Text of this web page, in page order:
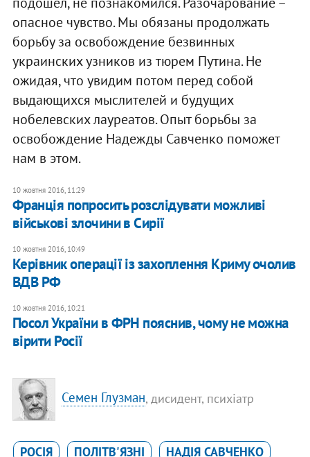
опасное чувство. Мы обязаны продолжать
борьбу за освобождение безвинных
украинских узников из тюрем Путина. Не
ожидая, что увидим потом перед собой
выдающихся мыслителей и будущих
нобелевских лауреатов. Опыт борьбы за
освобождение Надежды Савченко поможет
нам в этом.
10 жовтня 2016, 11:29
Франція попросить розслідувати можливі
військові злочини в Сирії
10 жовтня 2016, 10:49
Керівник операції із захоплення Криму очолив
ВДВ РФ
10 жовтня 2016, 10:21
Посол України в ФРН пояснив, чому не можна
вірити Росії
Семен Глузман, дисидент, психіатр
РОСІЯ ПОЛІТВ'ЯЗНІ НАДІЯ САВЧЕНКО